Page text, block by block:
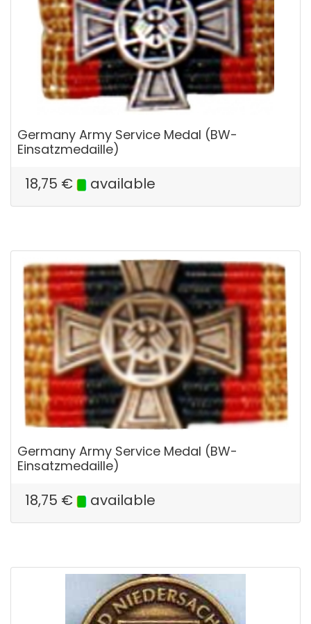
Germany Army Service Medal (BW-
Einsatzmedaille)
18,75 € available
Germany Army Service Medal (BW-
Einsatzmedaille)
18,75 € available